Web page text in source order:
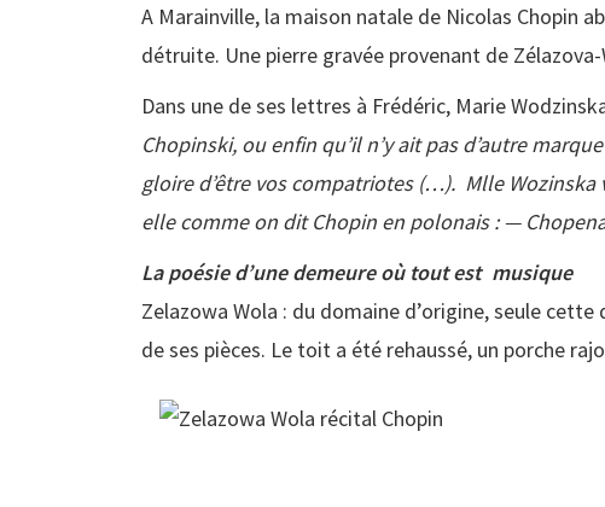
A Marainville, la maison natale de Nicolas Chopin
détruite. Une pierre gravée provenant de
Dans une de ses lettres à Frédéric, Marie
Chopinski, ou enfin qu’il n’y ait pas d’autre
gloire d’être vos compatriotes (…). Mlle
elle comme on dit Chopin en polonais : —
La poésie d’une demeure où tout est musique
Zelazowa Wola : du domaine d’origine, seule
de ses pièces. Le toit a été rehaussé, un porche